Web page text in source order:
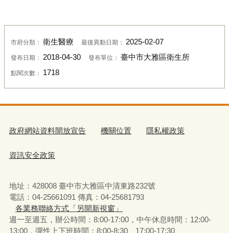
市府分類： 衛生醫療 最後異動日期： 2025-02-07
發布日期： 2018-04-30 發布單位： 臺中市大雅區衛生所
點閱次數： 1718
政府網站資料開放宣告 機關位置 隱私權政策
資訊安全政策
地址：428008 臺中市大雅區中清東路232號
電話：04-25661091 傳真：04-25681793
各業務聯絡方式「另開新視窗」
週一至週五，辦公時間：8:00-17:00，中午休息時間：12:00-
13:00，彈性上下班時間：8:00-8:30、17:00-17:30